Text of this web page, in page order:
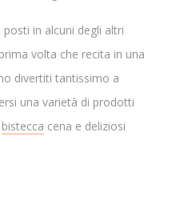
in alcuni degli altri
volta che recita in una
divertiti tantissimo a
una varietà di prodotti
bistecca cena e deliziosi